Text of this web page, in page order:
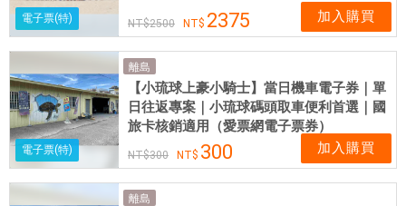
電子票(特) 2500 2375 加入購買
電子票(特)
離島
【小琉球上豪小騎士】當日機車電子券｜單
日往返專案｜小琉球碼頭取車便利首選｜國
旅卡核銷適用（愛票網電子票券）
300 300 加入購買
離島